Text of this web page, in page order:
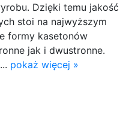
Dzięki temu jakość
stoi na najwyższym
formy kasetonów
jak i dwustronne.
pokaż więcej »